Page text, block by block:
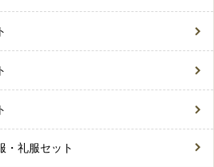
・礼服セット